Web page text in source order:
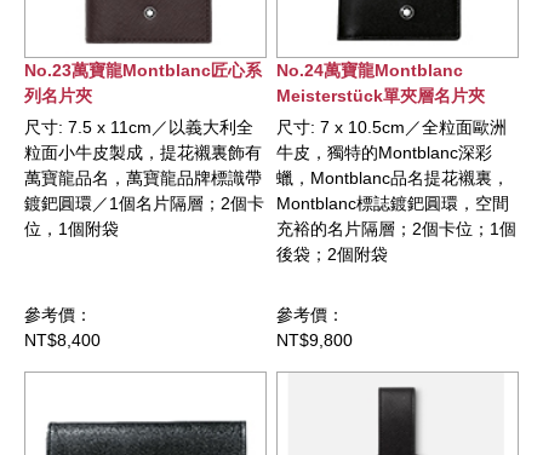
No.23萬寶龍Montblanc匠心系
列名片夾
尺寸: 7.5 x 11cm／以義大利全
粒面小牛皮製成，提花襯裏飾有
萬寶龍品名，萬寶龍品牌標識帶
鍍鈀圓環／1個名片隔層；2個卡
位，1個附袋
參考價：
NT$8,400
No.24萬寶龍Montblanc
Meisterstück單夾層名片夾
尺寸: 7 x 10.5cm／全粒面歐洲
牛皮，獨特的Montblanc深彩
蠟，Montblanc品名提花襯裏，
Montblanc標誌鍍鈀圓環，空間
充裕的名片隔層；2個卡位；1個
後袋；2個附袋
參考價：
NT$9,800